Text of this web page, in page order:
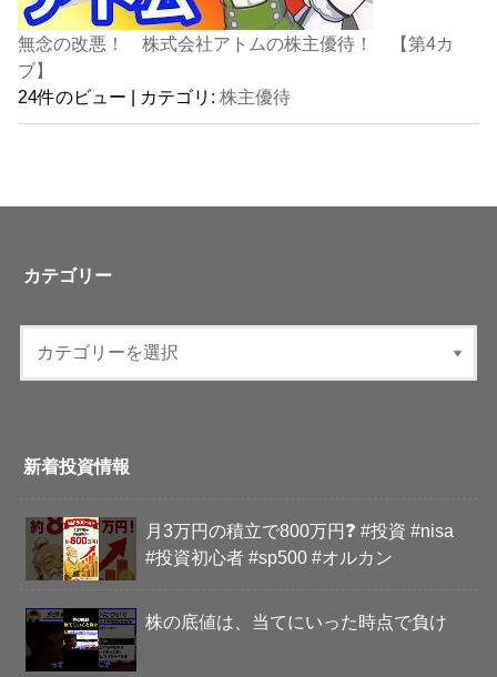
無念の改悪！ 株式会社アトムの株主優待！ 【第4カ
ブ】
24件のビュー | カテゴリ:株主優待
カテゴリー
新着投資情報
月3万円の積立で800万円❓ #投資 #nisa
#投資初心者 #sp500 #オルカン
株の底値は、当てにいった時点で負け